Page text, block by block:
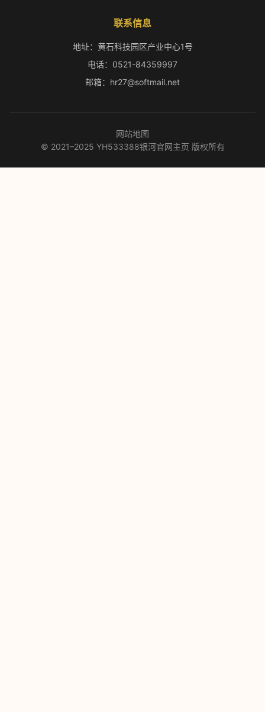
联系信息
地址：黄石科技园区产业中心1号
电话：0521-84359997
邮箱：hr27@softmail.net
网站地图
© 2021–2025 YH533388银河官网主页 版权所有